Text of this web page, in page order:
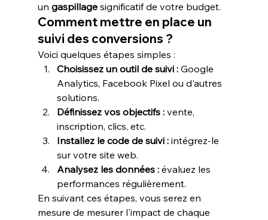
un gaspillage significatif de votre budget.
Comment mettre en place un
suivi des conversions ?
Voici quelques étapes simples :
Choisissez un outil de suivi : Google
Analytics, Facebook Pixel ou d'autres
solutions.
Définissez vos objectifs : vente,
inscription, clics, etc.
Installez le code de suivi : intégrez-le
sur votre site web.
Analysez les données : évaluez les
performances régulièrement.
En suivant ces étapes, vous serez en
mesure de mesurer l'impact de chaque